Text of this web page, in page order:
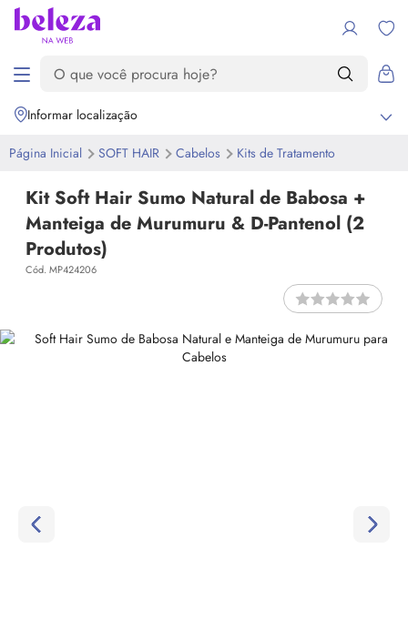
Informar localização
Página Inicial SOFT HAIR Cabelos Kits de Tratamento
Kit Soft Hair Sumo Natural de Babosa +
Manteiga de Murumuru & D-Pantenol (2
Produtos)
Cód. MP424206